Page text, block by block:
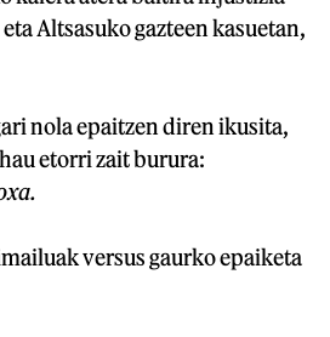
Altsasuko gazteen kasuetan,
nola epaitzen diren ikusita,
etorri zait burura:
versus gaurko epaiketa